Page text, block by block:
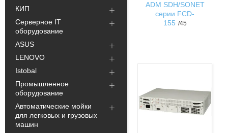
КИП
Серверное IT
оборудование
ASUS
LENOVO
Istobal
Промышленное
оборудование
Автоматические мойки
для легковых и грузовых
машин
ADM SDH/SONET
серии FCD-
155
45